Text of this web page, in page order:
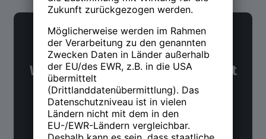
NWX Newsletter
Was Du über Arbeit und Zukunft
wissen möchtest. Alle 14 Tage.
Jetzt anmelden